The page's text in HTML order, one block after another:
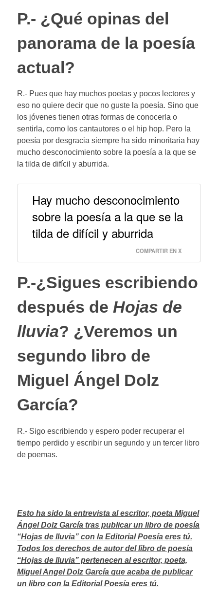
P.- ¿Qué opinas del
panorama de la poesía
actual?
R.- Pues que hay muchos poetas y pocos lectores y
eso no quiere decir que no guste la poesía. Sino que
los jóvenes tienen otras formas de conocerla o
sentirla, como los cantautores o el hip hop. Pero la
poesía por desgracia siempre ha sido minoritaria hay
mucho desconocimiento sobre la poesía a la que se
la tilda de difícil y aburrida.
Hay mucho desconocimiento
sobre la poesía a la que se la
tilda de difícil y aburrida
COMPARTIR EN X
P.-¿Sigues escribiendo
después de Hojas de
lluvia? ¿Veremos un
segundo libro de
Miguel Ángel Dolz
García?
R.- Sigo escribiendo y espero poder recuperar el
tiempo perdido y escribir un segundo y un tercer libro
de poemas.
Esto ha sido la entrevista al escritor, poeta Miguel
Ángel Dolz García tras publicar un libro de poesía
“Hojas de lluvia” con la Editorial Poesía eres tú.
Todos los derechos de autor del libro de poesía
“Hojas de lluvia” pertenecen al escritor, poeta,
Miguel Angel Dolz García que acaba de publicar
un libro con la Editorial Poesía eres tú.